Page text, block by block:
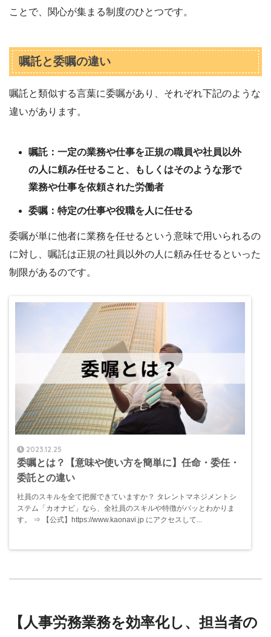
ことで、関心が集まる制度のひとつです。
嘱託と委嘱の違い
嘱託と類似する言葉に委嘱があり、それぞれ下記のような
違いがあります。
嘱託：一定の業務や仕事を正規の職員や社員以外
の人に頼み任せること、もしくはそのような形で
業務や仕事を依頼された労働者
委嘱：特定の仕事や役職を人に任せる
委嘱が単に他者に業務を任せるという意味で用いられるの
に対し、嘱託は正規の社員以外の人に頼み任せるといった
制限があるのです。
2023.12.25
委嘱とは？【意味や使い方を簡単に】任命・委任・
委託との違い
社員のスキルを全て把握できていますか？ タレントマネジメントシ
ステム「カオナビ」なら、全社員のスキルや特徴がパッとわかりま
す。 ⇒ 【公式】https://www.kaonavi.jp にアクセスして...
【人事労務業務を効率化し、担当者の